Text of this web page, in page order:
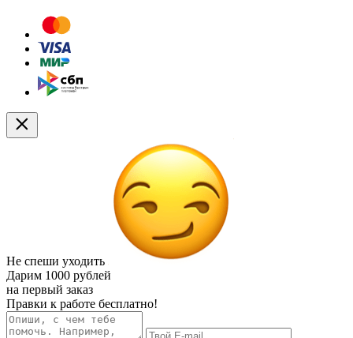
Не спеши уходить
Дарим 1000 рублей
на первый заказ
Правки к работе бесплатно!